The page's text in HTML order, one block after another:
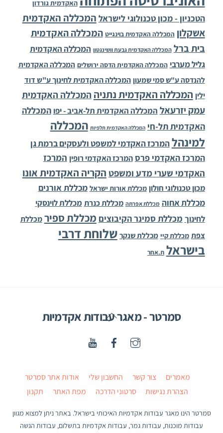
האקדמית גורדון
הטכניון - מכון טכנולוגי לישראל המכללה האקדמית
אשקלון המכללה האקדמית בוינגייט המכללה האקדמית
בית ברל המכללה האקדמית גבעת וושינגטון המכללה האקדמית
גליל מערבי המכללה האקדמית הדסה ירושלים המכללה האקדמית
להנדסה ע"ש סמי שמעון המכללה האקדמית לחינוך ע"ש דוד
ילין המכללה האקדמית נתניה המכללה האקדמית
עמק יזרעאל המכללה האקדמית תל-אביב - יפו המכללה
האקדמית תל-חי המכללה האקדמית תלפיות המכללה
למינהלהמרכז האקדמי למשפט ולעסקים ברמת גן
המרכז האקדמי פרס המרכז האקדמי רופין המרכז
האקדמי שערי מדע ומשפט הקריה האקדמית אונו
מכון טכנולוגי חולון מכללת אורות ישראל מכללת אורנים
מכללת אחוה מכללת אפרתה מכללת כנרת מכללת לוינסקי
לחינוך מכללת סמינר הקיבוצים מכללת ספיר מכללת
צפת מכללת קיי מכללת שנקר שלוחת דרבי
בישראל ת.אחר
Back
Top
סמרטר - מאגר עבודות אקדמיות
מאמרים צור קשר החשבון שלי
אודות אתר סמרטר
הצהרת נגישות
סרטוני הדרכה מפת האתר תקנון
סמרטר הינו מאגר עבודות אקדמיות האיכותי בישראל. באתר ניתן למצוא מגוון
עבודות מוכנות, עבודות גמר, עבודות אקדמיות בתשלום, עבודות הגשה